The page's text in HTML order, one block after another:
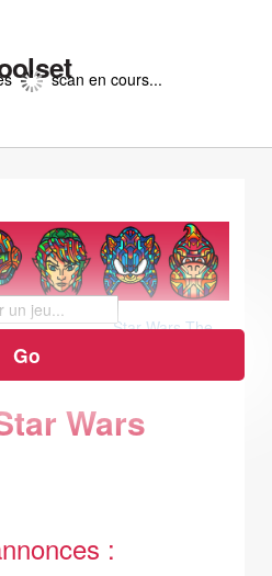
scan en cours...
Star Wars The
Back >>>
Wars
: